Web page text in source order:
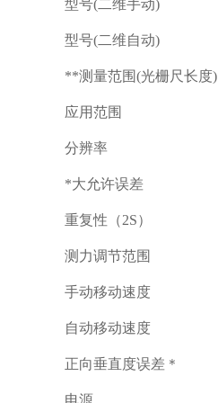
型号(二维手动)
型号(二维自动)
**测量范围(光栅尺长度)
应用范围
分辨率
*大允许误差
重复性（2S）
测力调节范围
手动移动速度
自动移动速度
正向垂直度误差＊
电源